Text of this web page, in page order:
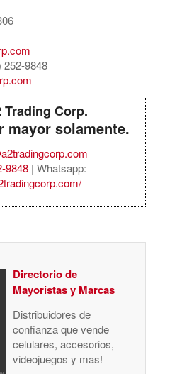
252-9848
Trading Corp.
mayor solamente.
9848| Whatsapp:
Directorio de
Mayoristas y Marcas
Distribuidores de
confianza que vende
celulares, accesorios,
videojuegos y mas!